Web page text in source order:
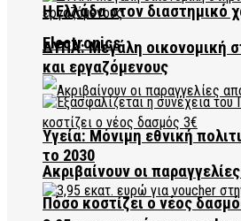
Η Ελλάδα στον διαστημικό
Electronics
Ακριβαίνουν οι
Πόσο κοστίζει ο νέος
ΔΥΠΑ: Μεγάλη οικονομική
και εργαζόμενους
Υγεία: Μόνιμη εθνική
το 2030